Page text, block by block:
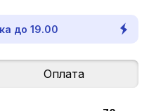
до 19.00
Оплата